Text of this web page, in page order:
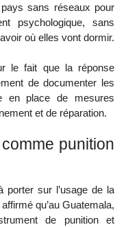
sans réseaux pour
psychologique, sans
où elles vont dormir.
le fait que la réponse
de documenter les
en place de mesures
et de réparation.
punition
sur l’usage de la
qu’au Guatemala,
de punition et